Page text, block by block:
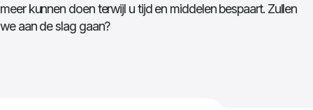
meer kunnen doen terwijl u tijd en middelen bespaart. Zullen
we aan de slag gaan?